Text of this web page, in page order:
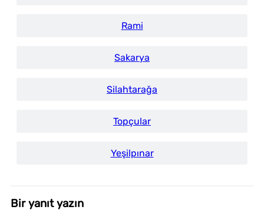
Rami
Sakarya
Silahtarağa
Topçular
Yeşilpınar
Bir yanıt yazın